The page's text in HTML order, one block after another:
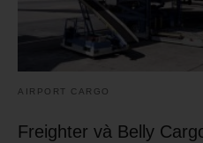
AIRPORT CARGO
Freighter và Belly